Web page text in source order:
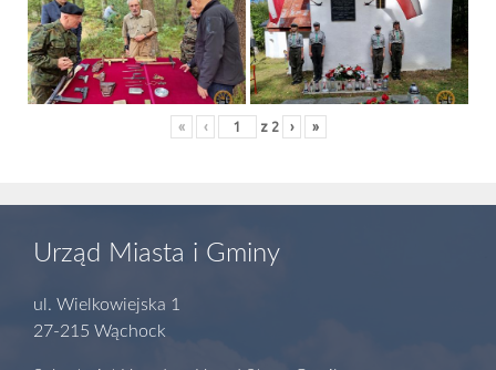
« ‹ z 2 › »
Urząd Miasta i Gminy
ul. Wielkowiejska 1
27-215 Wąchock